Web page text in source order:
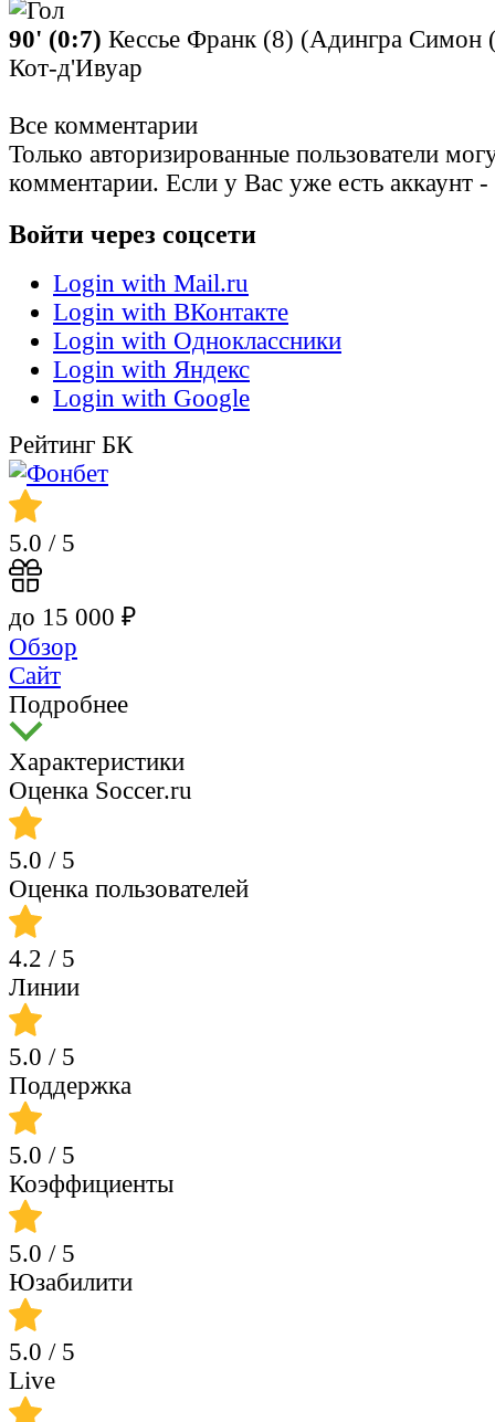
90' (0:7) Кессье Франк (8) (Адингра Симон
Кот-д'Ивуар
Все комментарии
Только авторизированные пользователи
комментарии. Если у Вас уже есть аккаунт -
Войти через соцсети
Login with Mail.ru
Login with ВКонтакте
Login with Одноклассники
Login with Яндекс
Login with Google
Рейтинг БК
5.0 / 5
до 15 000 ₽
Обзор
Сайт
Подробнее
Характеристики
Оценка Soccer.ru
5.0 / 5
Оценка пользователей
4.2 / 5
Линии
5.0 / 5
Поддержка
5.0 / 5
Коэффициенты
5.0 / 5
Юзабилити
5.0 / 5
Live